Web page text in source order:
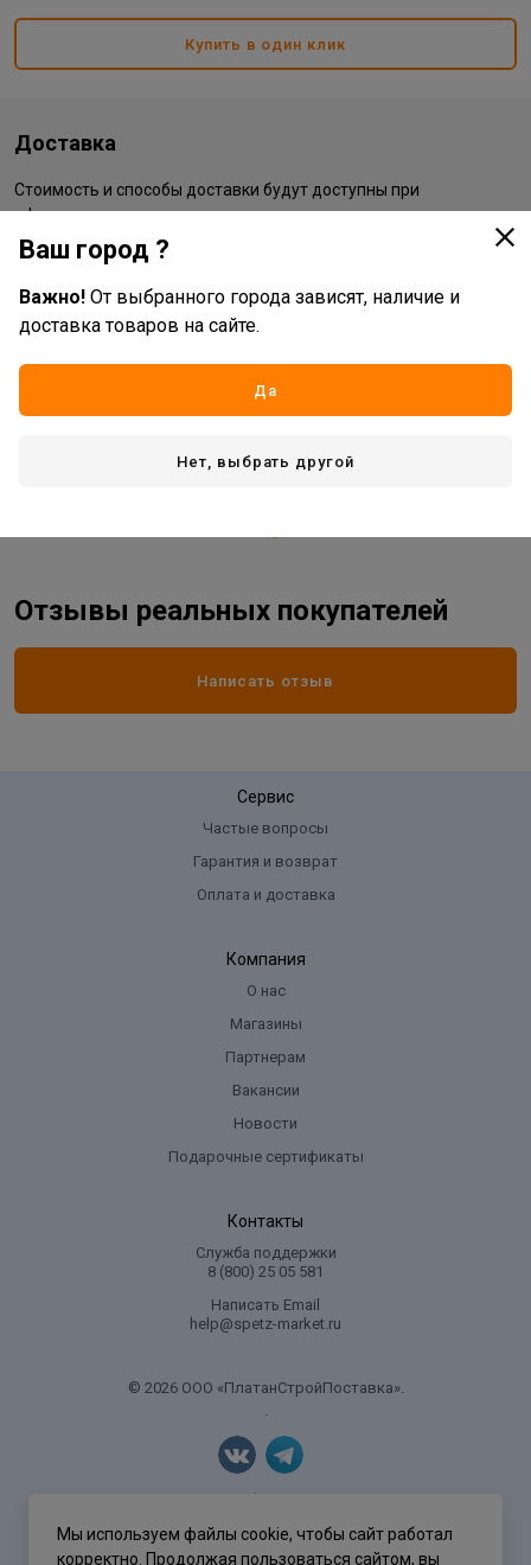
Купить в один клик
Доставка
Стоимость и способы доставки будут доступны при
оформлении заказа.
Характеристики
WADFOW
Страна производитель КИТАЙ
Отзывы реальных покупателей
Написать отзыв
Сервис
Частые вопросы
Гарантия и возврат
Оплата и доставка
Компания
О нас
Магазины
Партнерам
Вакансии
Новости
Подарочные сертификаты
Контакты
Служба поддержки
8 (800) 25 05 581
Написать Email
help@spetz-market.ru
© 2026 ООО «ПлатанСтройПоставка».
.
Политика конфиденциальности
Ваш город ?
Важно! От выбранного города зависят, наличие и
доставка товаров на сайте.
Да
Нет, выбрать другой
Мы используем файлы cookie, чтобы сайт работал
корректно. Продолжая пользоваться сайтом, вы